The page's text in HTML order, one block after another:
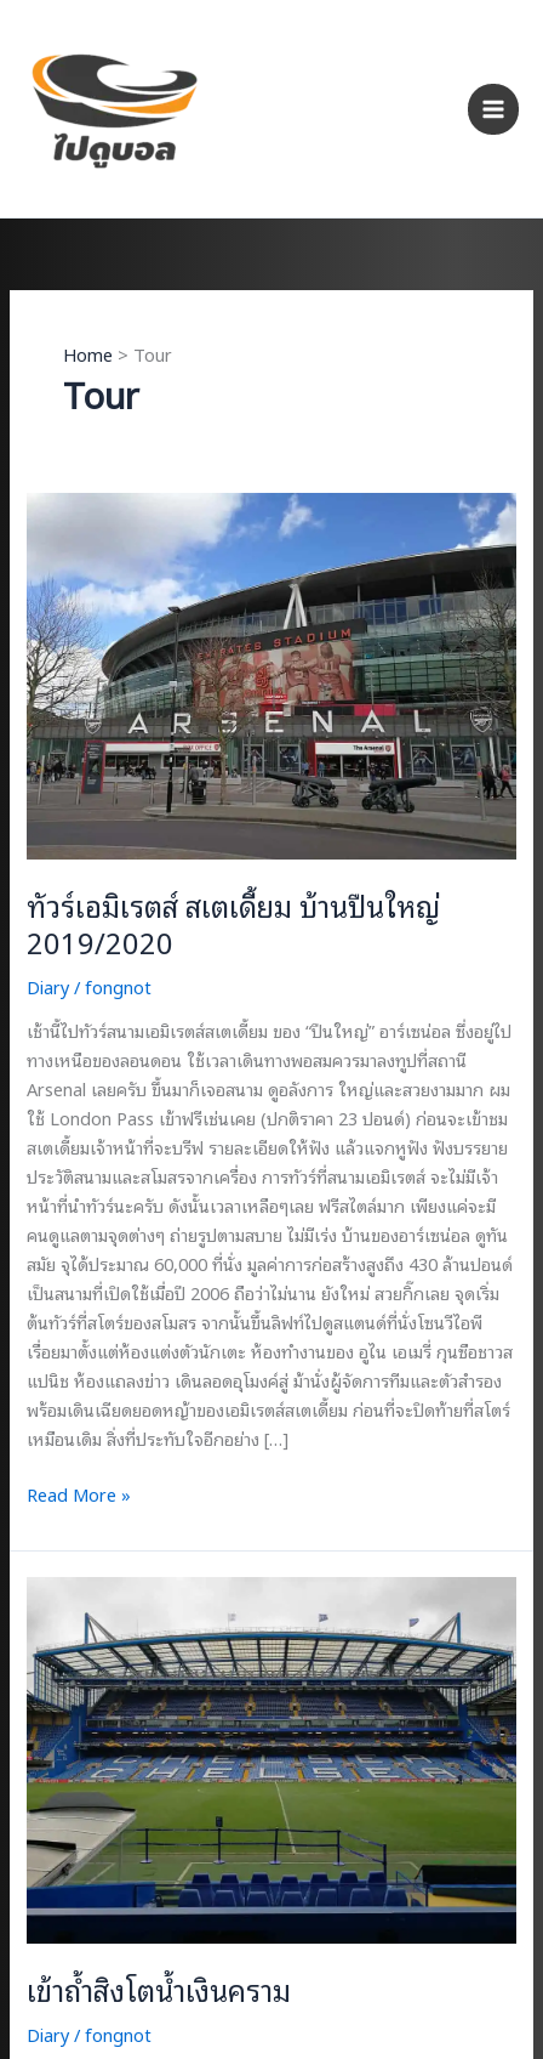
content
Home Tour
Tour
ทัวร์เอมิเรตส์ สเตเดี้ยม บ้านปืนใหญ่
2019/2020
Diary/fongnot
เช้านี้ไปทัวร์สนามเอมิเรตส์สเตเดี้ยม ของ “ปืนใหญ่” อาร์เซน่อล ซึ่งอยู่ไป
ทางเหนือของลอนดอน ใช้เวลาเดินทางพอสมควรมาลงทูปที่สถานี
Arsenal เลยครับ ขึ้นมาก็เจอสนาม ดูอลังการ ใหญ่และสวยงามมาก ผม
ใช้ London Pass เข้าฟรีเช่นเคย (ปกติราคา 23 ปอนด์) ก่อนจะเข้าชม
สเตเดี้ยมเจ้าหน้าที่จะบรีฟ รายละเอียดให้ฟัง แล้วแจกหูฟัง ฟังบรรยาย
ประวัติสนามและสโมสรจากเครื่อง การทัวร์ที่สนามเอมิเรตส์ จะไม่มีเจ้า
หน้าที่นำทัวร์นะครับ ดังนั้นเวลาเหลือๆเลย ฟรีสไตล์มาก เพียงแค่จะมี
คนดูแลตามจุดต่างๆ ถ่ายรูปตามสบาย ไม่มีเร่ง บ้านของอาร์เซน่อล ดูทัน
สมัย จุได้ประมาณ 60,000 ที่นั่ง มูลค่าการก่อสร้างสูงถึง 430 ล้านปอนด์
เป็นสนามที่เปิดใช้เมื่อปี 2006 ถือว่าไม่นาน ยังใหม่ สวยกิ๊กเลย จุดเริ่ม
ต้นทัวร์ที่สโตร์ของสโมสร จากนั้นขึ้นลิฟท์ไปดูสแตนด์ที่นั่งโซนวีไอพี
เรื่อยมาตั้งแต่ห้องแต่งตัวนักเตะ ห้องทำงานของ อูไน เอเมรี่ กุนซือชาวส
แปนิช ห้องแถลงข่าว เดินลอดอุโมงค์สู่ ม้านั่งผู้จัดการทีมและตัวสำรอง
พร้อมเดินเฉียดยอดหญ้าของเอมิเรตส์สเตเดี้ยม ก่อนที่จะปิดท้ายที่สโตร์
เหมือนเดิม สิ่งที่ประทับใจอีกอย่าง […]
ทัวร์
มิ
เรตส์
เดี้ย
ม
บ้าน
ปืน
ใหญ่
2019/2020
Read More »
เข้าถ้ำสิงโตน้ำเงินคราม
Diary/fongnot